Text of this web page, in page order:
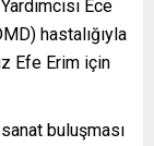
Ece
hastalığıyla
Efe Erim için
buluşması